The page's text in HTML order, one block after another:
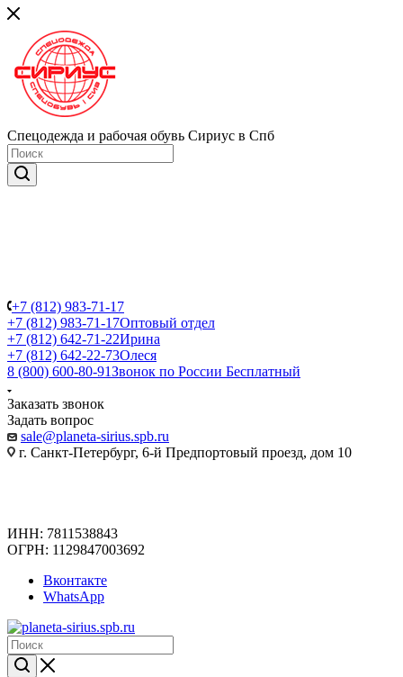
Спецодежда и рабочая обувь Сириус в Спб
+7 (812) 983-71-17
+7 (812) 983-71-17Оптовый отдел
+7 (812) 642-71-22Ирина
+7 (812) 642-22-73Олеся
8 (800) 600-80-91Звонок по России Бесплатный
Заказать звонок
Задать вопрос
sale@planeta-sirius.spb.ru
г. Санкт-Петербург, 6-й Предпортовый проезд, дом 10
ИНН: 7811538843
ОГРН: 1129847003692
Вконтакте
WhatsApp